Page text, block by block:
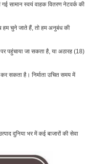
सामान स्वयं वाहक वितरण नेटवर्क की
हम चुने जाते हैं, तो हम अनुबंध की
पहुंचाया जा सकता है, या अठारह (18)
कर सकता है। निर्माता उचित समय में
दुनिया भर में कई बाजारों की सेवा